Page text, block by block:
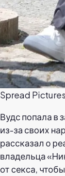
Spread
Вудс попала в
из-за своих
рассказал о
владельца
от секса,